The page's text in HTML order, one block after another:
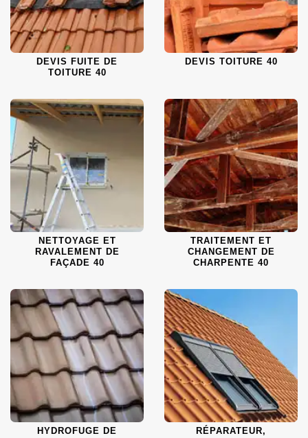
DEVIS FUITE DE
TOITURE 40
DEVIS TOITURE 40
NETTOYAGE ET
RAVALEMENT DE
FAÇADE 40
TRAITEMENT ET
CHANGEMENT DE
CHARPENTE 40
HYDROFUGE DE
RÉPARATEUR,